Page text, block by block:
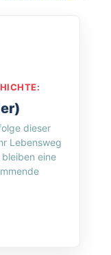
dieser
Lebensweg
eine